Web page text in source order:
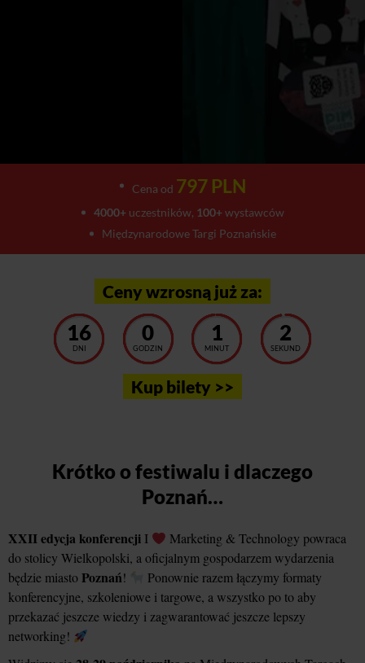
Cena od 797 PLN
4000+uczestników, 100+wystawców
Międzynarodowe Targi Poznańskie
Ceny wzrosną już za:
16
DNI
0
GODZIN
0
MINUT
56
SEKUND
Kup bilety >>
Krótko o festiwalu i dlaczego
Poznań…
XXII edycja konferencji I
Marketing & Technology powraca
do stolicy Wielkopolski, a oficjalnym gospodarzem wydarzenia
będzie miasto Poznań!
Ponownie razem łączymy formaty
konferencyjne, szkoleniowe i targowe, a wszystko po to aby
przekazać jeszcze wiedzy i zagwarantować jeszcze lepszy
networking!